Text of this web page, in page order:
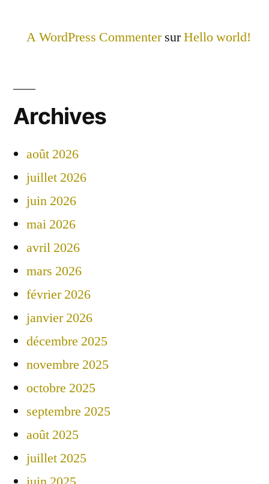
A WordPress CommentersurHello world!
Archives
août 2026
juillet 2026
juin 2026
mai 2026
avril 2026
mars 2026
février 2026
janvier 2026
décembre 2025
novembre 2025
octobre 2025
septembre 2025
août 2025
juillet 2025